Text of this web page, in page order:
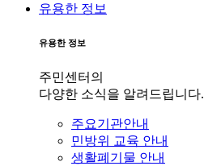
유용한 정보
유용한 정보
주민센터의
다양한 소식을 알려드립니다.
주요기관안내
민방위 교육 안내
생활폐기물 안내